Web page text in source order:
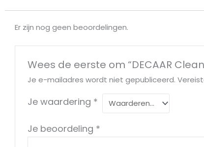
Er zijn nog geen beoordelingen.
Wees de eerste om “DECAAR
Je e-mailadres wordt niet gepubliceerd.
Je waardering *
Je beoordeling *